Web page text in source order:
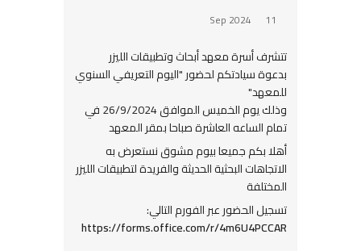
11 Sep 2024
تتشرف أسرة معهد أبحاث وتطبيقات الليزر
بدعوة سيادتكم لحضور "اليوم التعريفي السنوي
للمعهد"
وذلك يوم الخميس الموافق 26/9/2024 في
تمام الساعه العاشرة صباحا بمقر المعهد
أهلا بكم جميعا بيوم مشوق نستعرض به
الاتجاهات البحثية الحديثة والفريدة لتطبيقات الليزر
المختلفة
تسجيل الحضور عبر الفورم التالي:
https://forms.office.com/r/4m6U4PCCAR